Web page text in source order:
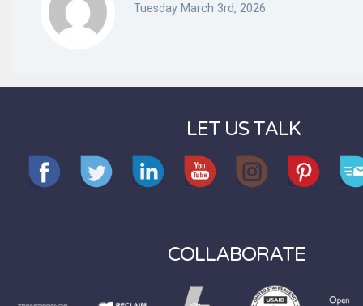
Tuesday March 3rd, 2026
LET US TALK
COLLABORATE